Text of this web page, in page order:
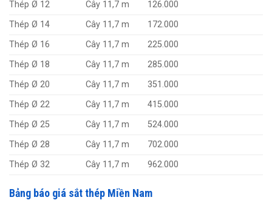
Thép Ø 12
Cây 11,7 m
126.000
Thép Ø 14
Cây 11,7 m
172.000
Thép Ø 16
Cây 11,7 m
225.000
Thép Ø 18
Cây 11,7 m
285.000
Thép Ø 20
Cây 11,7 m
351.000
Thép Ø 22
Cây 11,7 m
415.000
Thép Ø 25
Cây 11,7 m
524.000
Thép Ø 28
Cây 11,7 m
702.000
Thép Ø 32
Cây 11,7 m 962.000
Bảng báo giá sắt thép Miền Nam